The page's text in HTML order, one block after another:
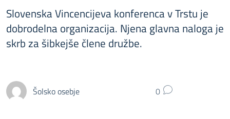
Slovenska Vincencijeva konferenca v Trstu je
dobrodelna organizacija. Njena glavna naloga je
skrb za šibkejše člene družbe.
Šolsko osebje 0